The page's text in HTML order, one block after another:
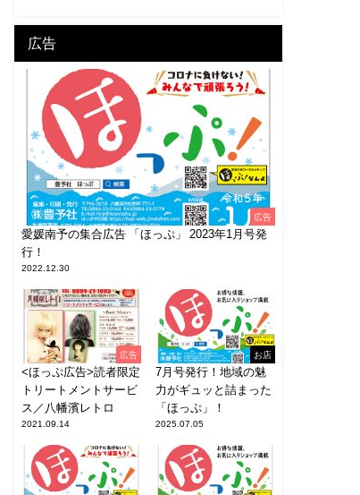
広告
広告
愛媛南予の集合広告 「ほっぷ」 2023年1月号発
行！
2022.12.30
広告
<ほっぷ広告>読者限定
トリートメントサービ
ス／八幡濱レトロ
2021.09.14
お店
7月号発行！地域の魅
力がギュッと詰まった
「ほっぷ」！
2025.07.05